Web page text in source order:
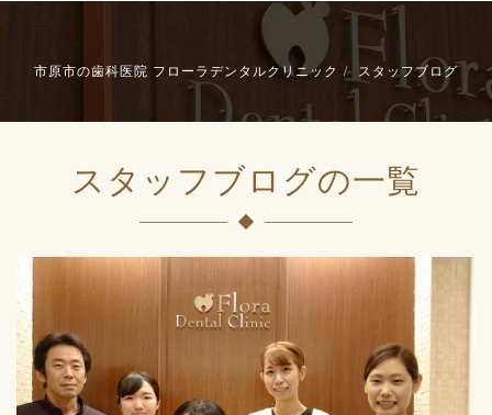
詳細を見る
市原市の歯科医院 フローラデンタルクリニック スタッフブログ
スタッフブログの一覧